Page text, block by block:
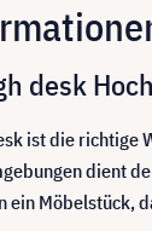
desk
ist die
dient
ein Möbelstück,